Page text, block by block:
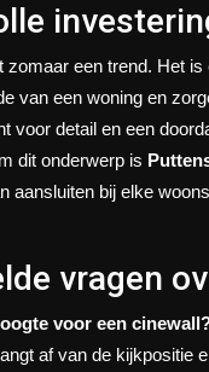
zomaar een trend. Het
van een woning en
voor detail en een
dit onderwerp is
aansluiten bij elke
vragen
voor een
af van de kijkpositie